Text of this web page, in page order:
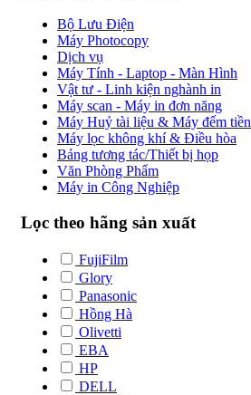
Bộ Lưu Điện
Máy Photocopy
Dịch vụ
Máy Tính - Laptop - Màn Hình
Vật tư - Linh kiện nghành in
Máy scan - Máy in đơn năng
Máy Huỷ tài liệu & Máy đếm tiền
Máy lọc không khí & Điều hòa
Bảng tương tác/Thiết bị họp
Văn Phòng Phẩm
Máy in Công Nghiệp
Lọc theo hãng sản xuất
FujiFilm
Glory
Panasonic
Hồng Hà
Olivetti
EBA
HP
DELL